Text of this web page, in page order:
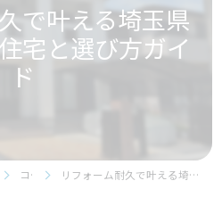
で叶える埼玉県
宅と選び方ガイ
ド
コラム リフォーム耐久で叶える埼玉県の安心長寿命住宅と選び方ガイド